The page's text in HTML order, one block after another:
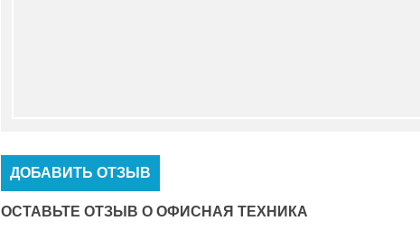
ДОБАВИТЬ ОТЗЫВ
ОСТАВЬТЕ ОТЗЫВ О ОФИСНАЯ ТЕХНИКА